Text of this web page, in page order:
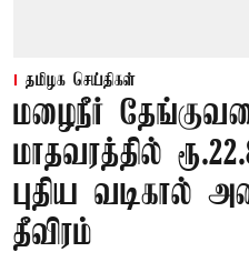
தமிழக செய்திகள்
மழைநீர்
மாதவரத்தில்
புதிய வடிகால்
தீவிரம்